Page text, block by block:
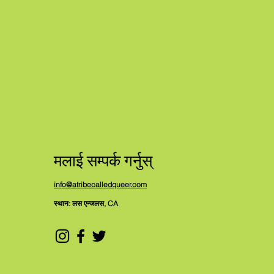
मलाई सम्पर्क गर्नुस्
info@atribecalledqueer.com
स्थान: लस एन्जलस, CA